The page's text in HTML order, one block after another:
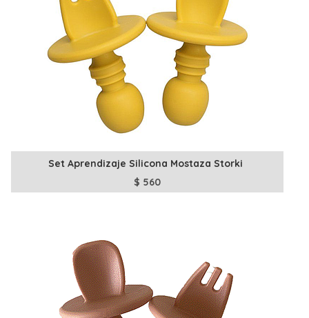
Set Aprendizaje Silicona Mostaza Storki
$ 560